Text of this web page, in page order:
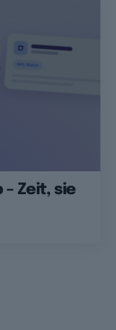
Zeit, sie